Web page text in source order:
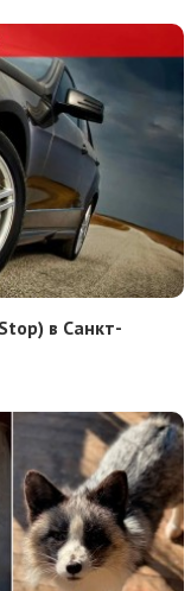
в Санкт-